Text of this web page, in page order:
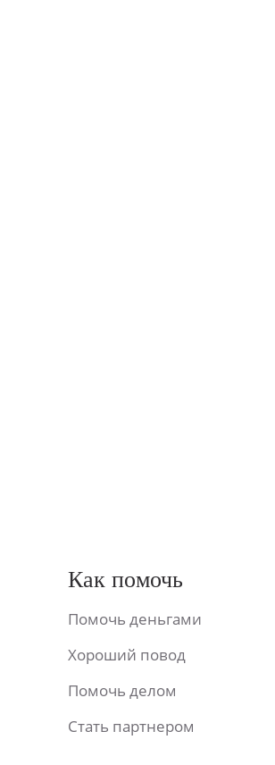
Как помочь
Помочь деньгами
Хороший повод
Помочь делом
Стать партнером